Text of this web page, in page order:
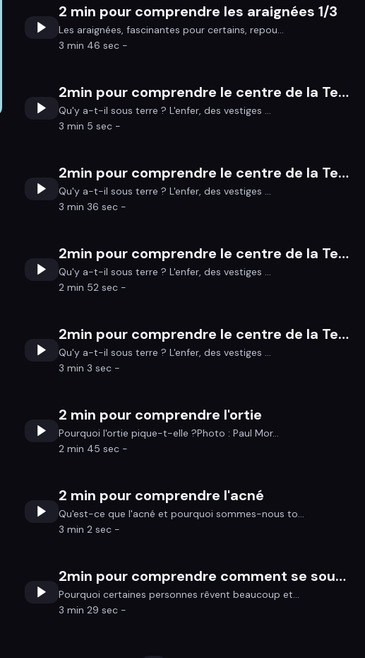
2 min pour comprendre les araignées 1/3
Les araignées, fascinantes pour certains, repou...
3 min 46 sec -
2min pour comprendre le centre de la Terre 4/4
Qu'y a-t-il sous terre ? L'enfer, des vestiges ...
3 min 5 sec -
2min pour comprendre le centre de la Terre 3/4
Qu'y a-t-il sous terre ? L'enfer, des vestiges ...
3 min 36 sec -
2min pour comprendre le centre de la Terre 2/4
Qu'y a-t-il sous terre ? L'enfer, des vestiges ...
2 min 52 sec -
2min pour comprendre le centre de la Terre 1/4
Qu'y a-t-il sous terre ? L'enfer, des vestiges ...
3 min 3 sec -
2 min pour comprendre l'ortie
Pourquoi l'ortie pique-t-elle ?Photo : Paul Mor...
2 min 45 sec -
2 min pour comprendre l'acné
Qu'est-ce que l'acné et pourquoi sommes-nous to...
3 min 2 sec -
2min pour comprendre comment se souvenir de ses rêves
Pourquoi certaines personnes rêvent beaucoup et...
3 min 29 sec -